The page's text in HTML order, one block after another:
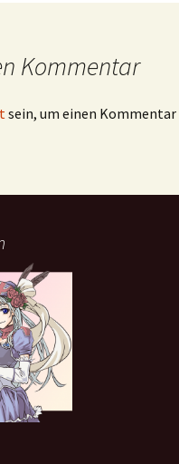
Kommentar
sein, um einen Kommentar